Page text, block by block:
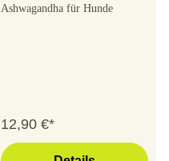
Ashwagandha für Hunde
12,90 €*